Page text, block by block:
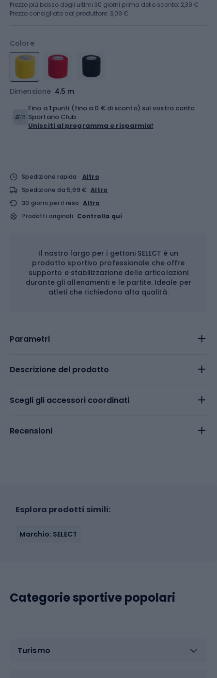
Colore
Dimensione 4.5 m
Prezzo più basso degli ultimi 30 giorni prima dello sconto: 2,39 €
Prezzo consigliato dal produttore: 3,09 €
Fino a1 punti (fino a 0 € di sconto) sul vostro conto
Sportano Club.
Unisciti al programma e risparmia!
Spedizione rapida
Altro
Spedizione da 5,99 € Altro
30 giorni per il reso Altro
Prodotti originali Controlla qui
Il nastro largo per i gettoni SELECT è un
prodotto sportivo professionale che offre
supporto e stabilizzazione delle articolazioni
durante gli allenamenti e le partite. Ideale per
atleti che richiedono alta qualità.
Parametri
Descrizione del prodotto
Scegli gli accessori coordinati
Recensioni
Esplora prodotti simili:
Marchio: SELECT
Categorie sportive popolari
Turismo